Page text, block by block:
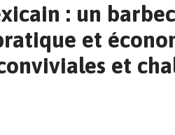
: un
et
et